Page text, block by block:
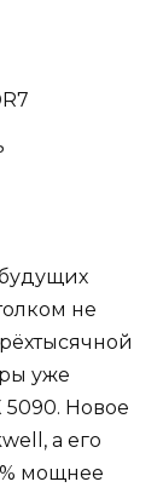
не
уже
Новое
а его
мощнее